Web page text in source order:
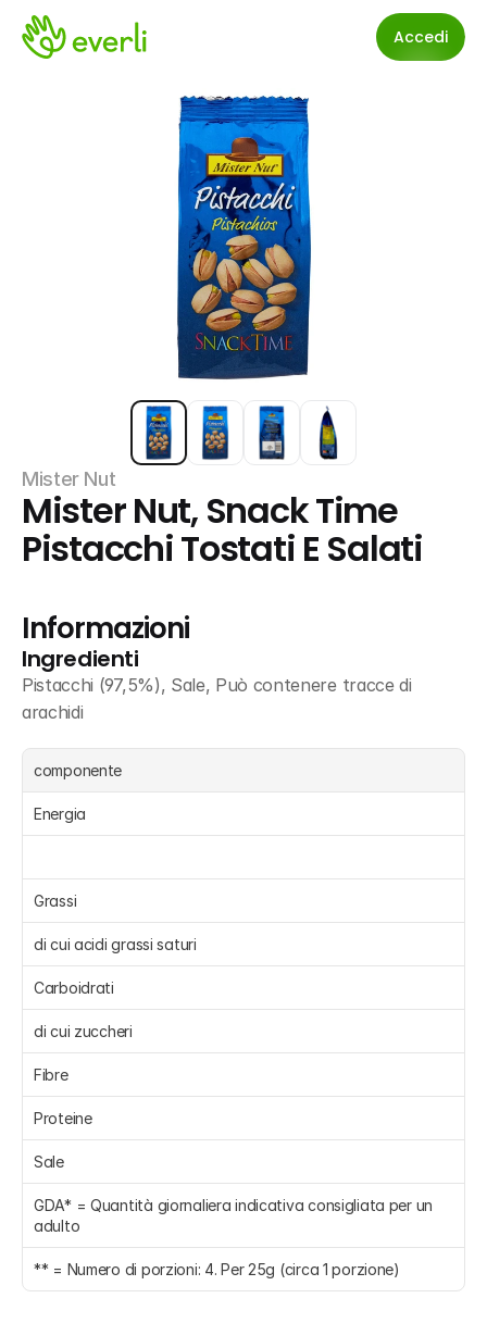
Accedi
Mister Nut
Mister Nut, Snack Time
Pistacchi Tostati E Salati
Informazioni
Ingredienti
Pistacchi (97,5%), Sale, Può contenere tracce di
arachidi
componente
Energia
Grassi
di cui acidi grassi saturi
Carboidrati
di cui zuccheri
Fibre
Proteine
Sale
GDA* = Quantità giornaliera indicativa consigliata per un
adulto
** = Numero di porzioni: 4. Per 25g (circa 1 porzione)